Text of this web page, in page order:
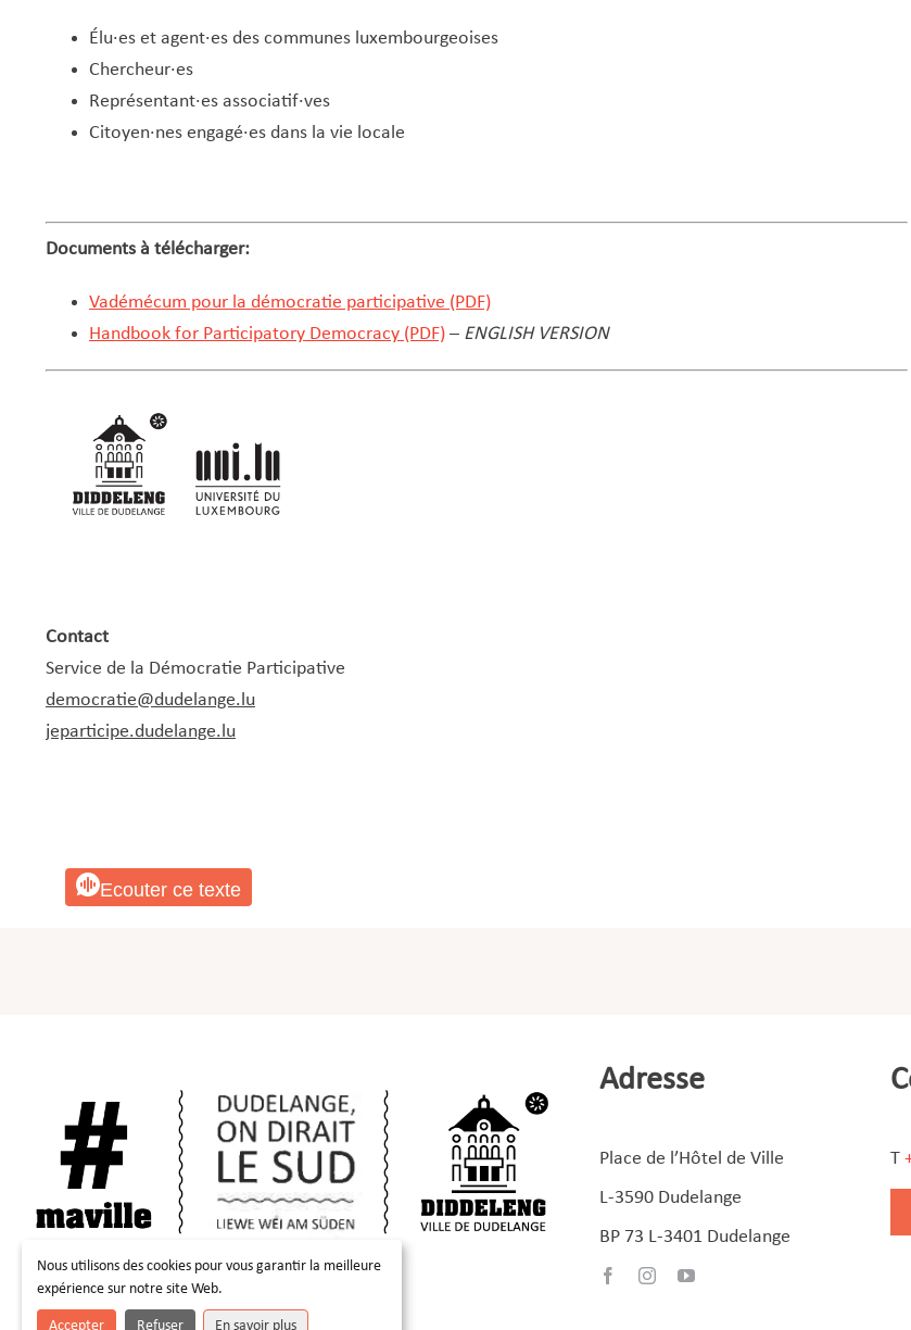
Nous utilisons des cookies pour vous garantir la meilleure
expérience sur notre site Web.
Accepter Refuser En savoir plus
Élu·es et agent·es des communes luxembourgeoises
Chercheur·es
Représentant·es associatif·ves
Citoyen·nes engagé·es dans la vie locale
Documents à télécharger:
Vadémécum pour la démocratie participative (PDF)
Handbook for Participatory Democracy (PDF)– ENGLISH VERSION
Contact
Service de la Démocratie Participative
democratie@dudelange.lu
jeparticipe.dudelange.lu
Ecouter ce texte
Adresse
Place de l’Hôtel de Ville
L-3590 Dudelange
BP 73 L-3401 Dudelange
T